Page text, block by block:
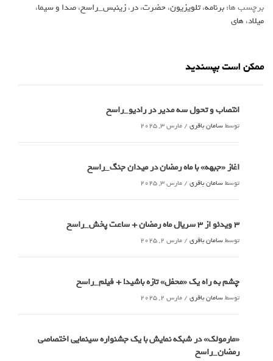
برچسب ها:برنامه،تلویزیون،حضرت،در،زینبس_راسخ،صدا و سیما،
میلاد، های
ممکن است بپسندید
انتصاب و تحول سه مدیر در رادیو_راسخ
توسطسامان باقری / مارس 3, 2025
اغاز «جبهه» با ماه رمضان در میدان جنگ_راسخ
توسطسامان باقری / مارس 3, 2025
3 ویدئو از 3 سریال ماه رمضان + ساعت پخش_راسخ
توسطسامان باقری / مارس 2, 2025
چشم به راه یک «محفل» تازه باشید! + فیلم_راسخ
توسطسامان باقری / مارس 2, 2025
«مارمولک» در شبکه نمایش با یک جشنواره سینمایی اختصاصی
رمضان_راسخ